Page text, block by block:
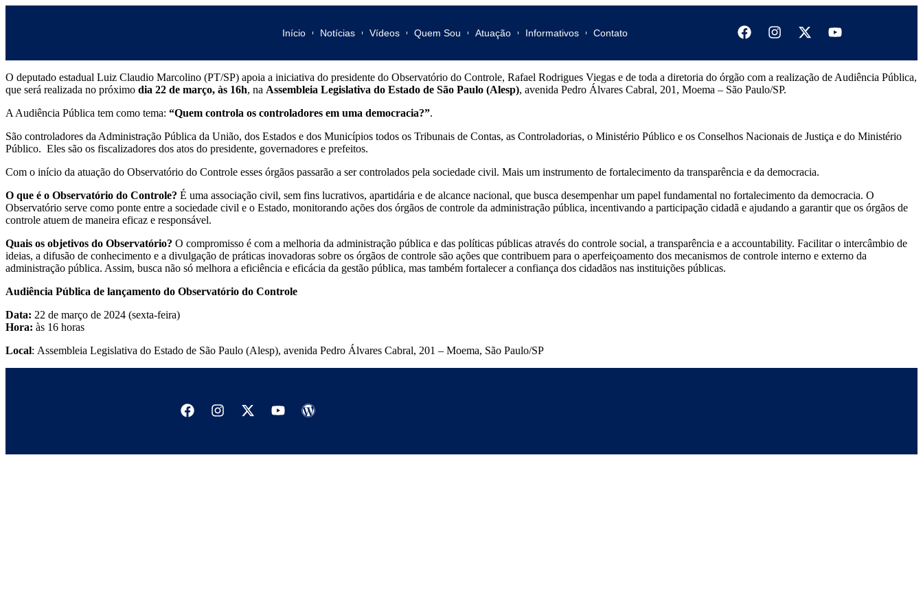
Início Notícias Vídeos Quem Sou Atuação Informativos Contato
O deputado estadual Luiz Claudio Marcolino (PT/SP) apoia a iniciativa do presidente do Observatório do Controle, Rafael Rodrigues Viegas e de toda a diretoria do órgão com a realização de Audiência Pública,
que será realizada no próximo dia 22 de março, às 16h, na Assembleia Legislativa do Estado de São Paulo (Alesp), avenida Pedro Álvares Cabral, 201, Moema – São Paulo/SP.
A Audiência Pública tem como tema: “Quem controla os controladores em uma democracia?”.
São controladores da Administração Pública da União, dos Estados e dos Municípios todos os Tribunais de Contas, as Controladorias, o Ministério Público e os Conselhos Nacionais de Justiça e do Ministério
Público. Eles são os fiscalizadores dos atos do presidente, governadores e prefeitos.
Com o início da atuação do Observatório do Controle esses órgãos passarão a ser controlados pela sociedade civil. Mais um instrumento de fortalecimento da transparência e da democracia.
O que é o Observatório do Controle? É uma associação civil, sem fins lucrativos, apartidária e de alcance nacional, que busca desempenhar um papel fundamental no fortalecimento da democracia. O
Observatório serve como ponte entre a sociedade civil e o Estado, monitorando ações dos órgãos de controle da administração pública, incentivando a participação cidadã e ajudando a garantir que os órgãos de
controle atuem de maneira eficaz e responsável.
Quais os objetivos do Observatório? O compromisso é com a melhoria da administração pública e das políticas públicas através do controle social, a transparência e a accountability. Facilitar o intercâmbio de
ideias, a difusão de conhecimento e a divulgação de práticas inovadoras sobre os órgãos de controle são ações que contribuem para o aperfeiçoamento dos mecanismos de controle interno e externo da
administração pública. Assim, busca não só melhora a eficiência e eficácia da gestão pública, mas também fortalecer a confiança dos cidadãos nas instituições públicas.
Audiência Pública de lançamento do Observatório do Controle
Data: 22 de março de 2024 (sexta-feira)
Hora: às 16 horas
Local: Assembleia Legislativa do Estado de São Paulo (Alesp), avenida Pedro Álvares Cabral, 201 – Moema, São Paulo/SP